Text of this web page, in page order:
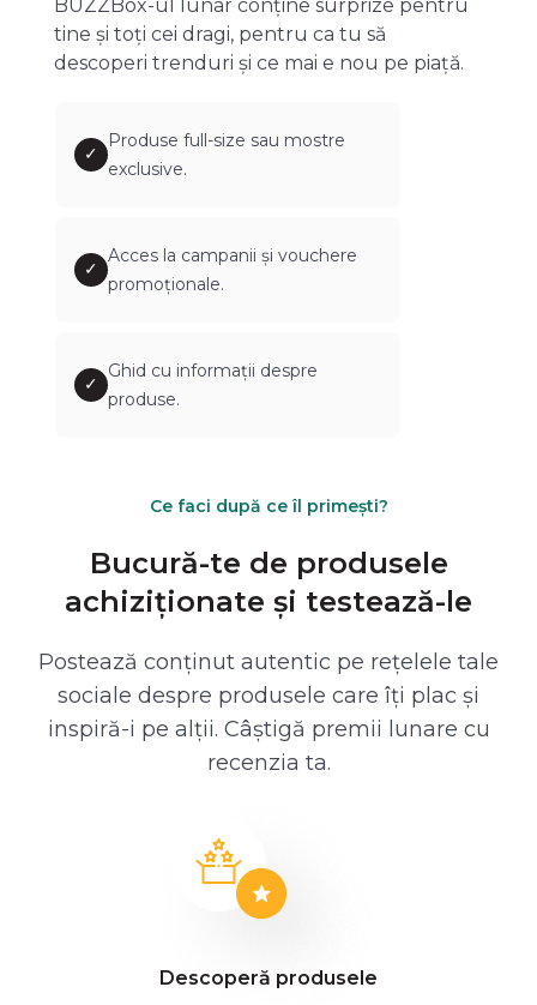
BUZZBox-ul lunar conține surprize pentru
tine și toți cei dragi, pentru ca tu să
descoperi trenduri și ce mai e nou pe piață.
✓
Produse full-size sau mostre
exclusive.
✓
Acces la campanii și vouchere
promoționale.
✓
Ghid cu informații despre
produse.
Ce faci după ce îl primești?
Bucură-te de produsele
achiziționate și testează-le
Postează conținut autentic pe rețelele tale
sociale despre produsele care îți plac și
inspiră-i pe alții. Câștigă premii lunare cu
recenzia ta.
Descoperă produsele